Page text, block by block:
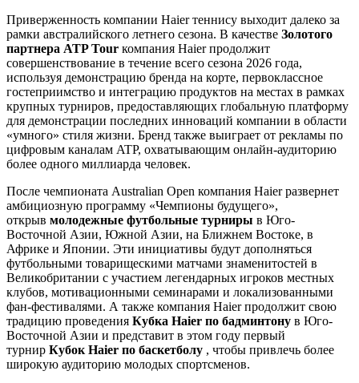
Приверженность компании Haier теннису выходит далеко за
рамки австралийского летнего сезона. В качестве Золотого
партнера ATP Tour компания Haier продолжит
совершенствование в течение всего сезона 2026 года,
используя демонстрацию бренда на корте, первоклассное
гостеприимство и интеграцию продуктов на местах в рамках
крупных турниров, предоставляющих глобальную платформу
для демонстрации последних инноваций компании в области
«умного» стиля жизни. Бренд также выиграет от рекламы по
цифровым каналам ATP, охватывающим онлайн-аудиторию
более одного миллиарда человек.
После чемпионата Australian Open компания Haier развернет
амбициозную программу «Чемпионы будущего»,
открыв молодежные футбольные турниры в Юго-
Восточной Азии, Южной Азии, на Ближнем Востоке, в
Африке и Японии. Эти инициативы будут дополняться
футбольными товарищескими матчами знаменитостей в
Великобритании с участием легендарных игроков местных
клубов, мотивационными семинарами и локализованными
фан-фестивалями. А также компания Haier продолжит свою
традицию проведения Кубка Haier по бадминтону в Юго-
Восточной Азии и представит в этом году первый
турнир Кубок Haier по баскетболу , чтобы привлечь более
широкую аудиторию молодых спортсменов.